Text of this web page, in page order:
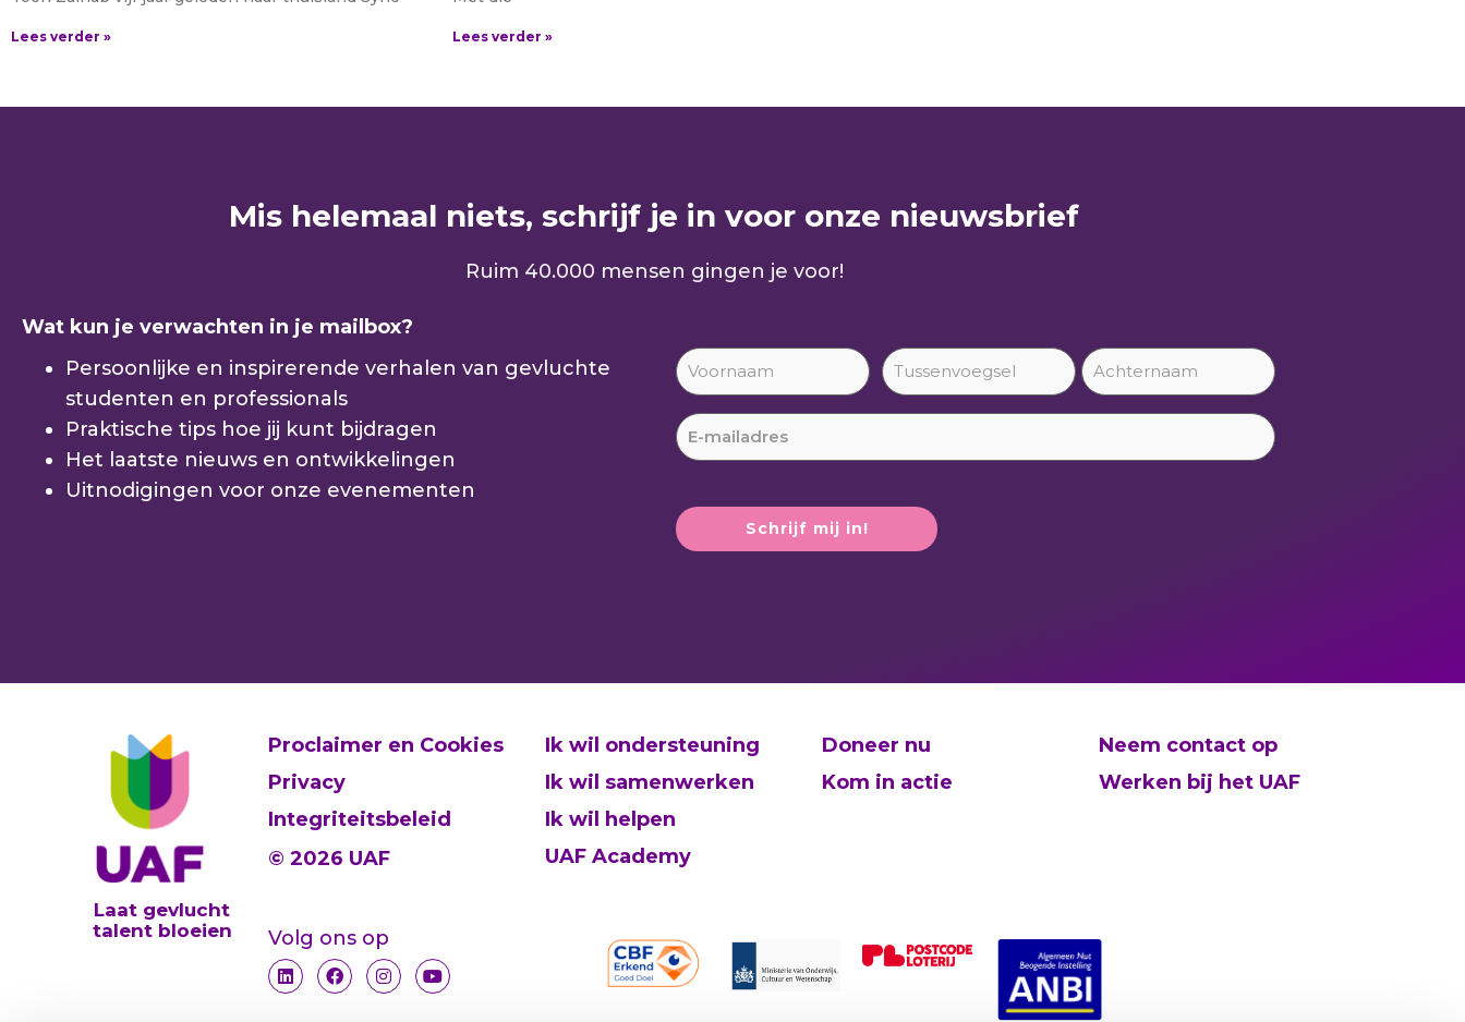
Lees verder » Lees verder »
Mis helemaal niets, schrijf je in voor onze nieuwsbrief​
Ruim 40.000 mensen gingen je voor!
Wat kun je verwachten in je mailbox?
Persoonlijke en inspirerende verhalen van gevluchte
studenten en professionals
Praktische tips hoe jij kunt bijdragen
Het laatste nieuws en ontwikkelingen
Uitnodigingen voor onze evenementen
Laat gevlucht
talent bloeien
Proclaimer en Cookies
Privacy
Integriteitsbeleid
© 2026 UAF
Ik wil ondersteuning
Ik wil samenwerken
Ik wil helpen
UAF Academy
Doneer nu
Kom in actie
Neem contact op
Werken bij het UAF
Volg ons op